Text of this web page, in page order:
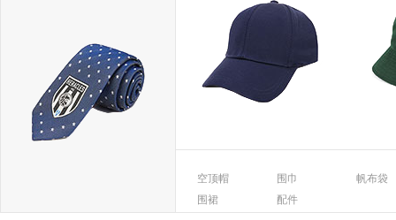
空顶帽 围巾
帆布袋
围裙
配件